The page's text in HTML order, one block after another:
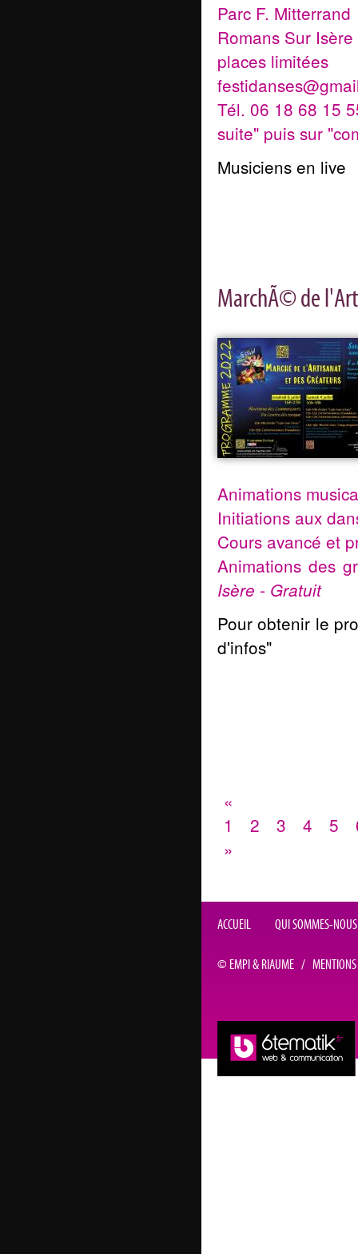
Parc F. Mitterrand
Romans Sur
places limitées
Tél. 06 18 68 15
suite" puis sur
Musiciens en live
MarchÃ© de
Animations
Initiations aux
Cours avancé et
Animations des
Isère - Gratuit
Pour obtenir le
d'infos"
«
1
2 3 4 5
»
ACCUEIL QUI SOMMES-
© EMPI & RIAUME / MENTIONS